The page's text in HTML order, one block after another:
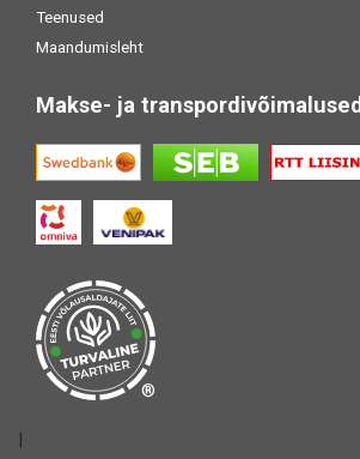
Teenused
Maandumisleht
Makse- ja transpordivõimalused
®
|